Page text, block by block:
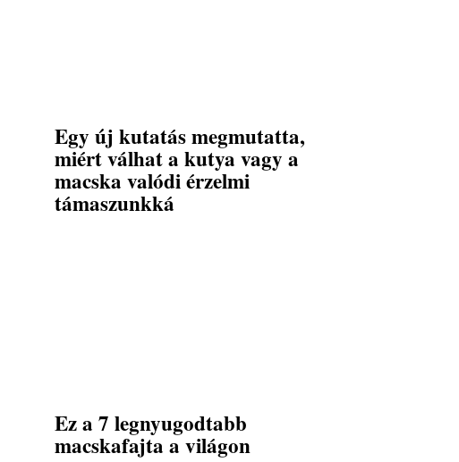
Egy új kutatás megmutatta,
miért válhat a kutya vagy a
macska valódi érzelmi
támaszunkká
Ez a 7 legnyugodtabb
macskafajta a világon